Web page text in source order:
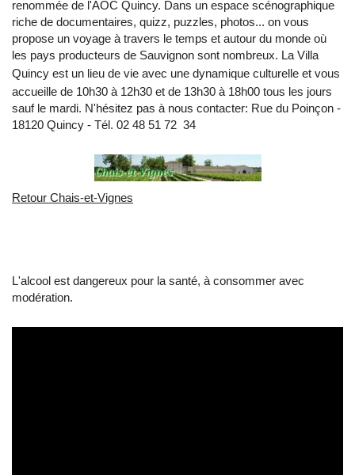
renommée de l'AOC Quincy. Dans un espace scénographique
riche de documentaires, quizz, puzzles, photos... on vous
propose un voyage à travers le temps et autour du monde où
les pays producteurs de Sauvignon sont nombreux. La Villa
Quincy est un lieu de vie avec une dynamique culturelle et vous
accueille de 10h30 à 12h30 et de 13h30 à 18h00 tous les jours
sauf le mardi. N'hésitez pas à nous contacter: Rue du Poinçon -
18120 Quincy - Tél. 02 48 51 72 34
Retour Chais-et-Vignes
L'alcool est dangereux pour la santé, à consommer avec
modération.